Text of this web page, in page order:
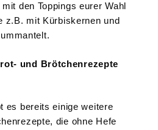
den Toppings eurer Wahl
z.B. mit Kürbiskernen und
und Brötchenrezepte
es bereits einige weitere
die ohne Hefe